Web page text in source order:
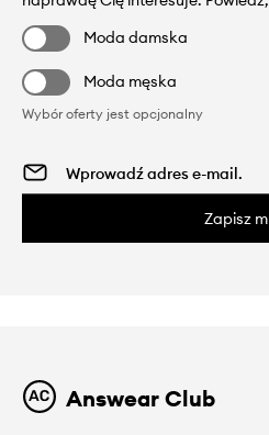
Moda damska
Moda męska
Wybór oferty jest opcjonalny
Zapisz
Answear Club